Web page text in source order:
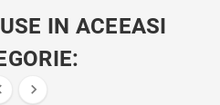
IN ACEEASI
